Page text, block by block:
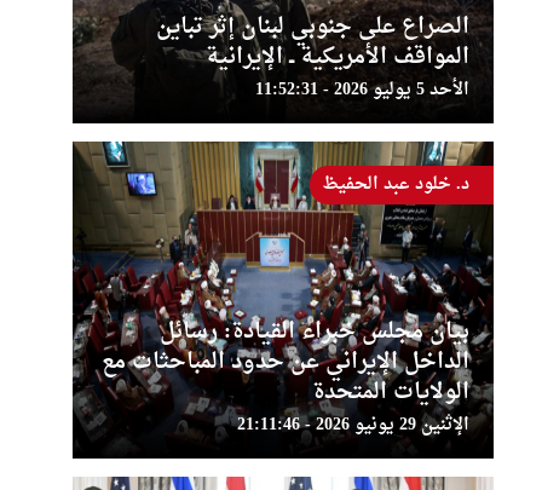
الصراع على جنوبي لبنان إثر تباين
المواقف الأمريكية ــ الإيرانية
الأحد 5 يوليو 2026 - 11:52:31
بيان مجلس خبراء القيادة: رسائل
الداخل الإيراني عن حدود المباحثات مع
الولايات المتحدة
الإثنين 29 يونيو 2026 - 21:11:46
د. خلود عبد الحفيظ